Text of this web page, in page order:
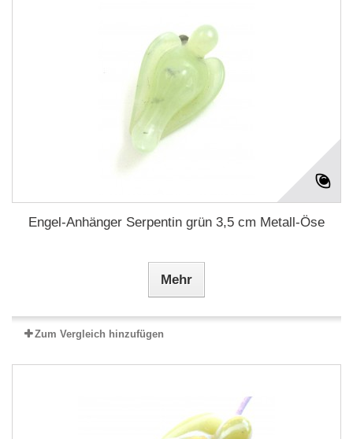
Engel-Anhänger Serpentin grün 3,5 cm Metall-Öse
Mehr
Zum Vergleich hinzufügen